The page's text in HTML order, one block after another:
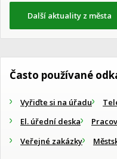
Další aktuality z města
Často používané
Vyřiďte si na úřadu
El. úřední deska
Veřejné zakázky